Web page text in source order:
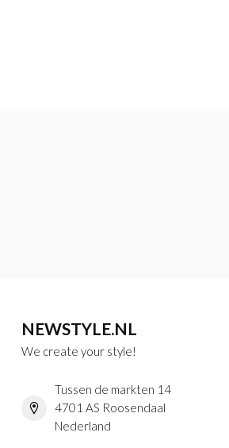
NEWSTYLE.NL
We create your style!
Tussen de markten 14
4701 AS Roosendaal
Nederland